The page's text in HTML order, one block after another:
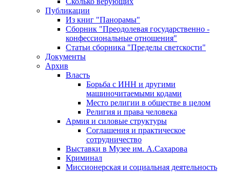
Публикации
Из книг "Панорамы"
Сборник "Преодолевая государственно -
конфессиональные отношения"
Статьи сборника "Пределы светскости"
Документы
Архив
Власть
Борьба с ИНН и другими
машиночитаемыми кодами
Место религии в обществе в целом
Религия и права человека
Армия и силовые структуры
Соглашения и практическое
сотрудничество
Выставки в Музее им. А.Сахарова
Криминал
Миссионерская и социальная деятельность